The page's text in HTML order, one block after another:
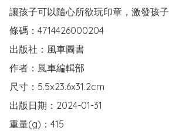
讓孩子可以隨心所欲玩印章，激發孩
條碼：4714426000204
出版社：風車圖書
作者：風車編輯部
尺寸：5.5x23.6x31.2cm
出版日期：2024-01-31
重量(g)：415